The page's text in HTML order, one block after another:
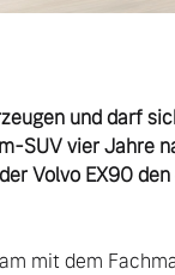
und darf
SUV vier Jahre
Volvo EX90
mit dem